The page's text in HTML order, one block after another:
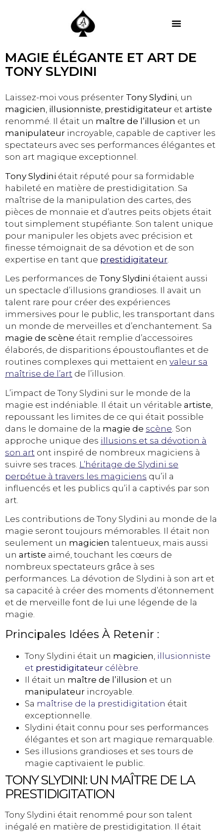
MAGIE ÉLÉGANTE ET ART DE
TONY SLYDINI
Laissez-moi vous présenter Tony Slydini, un
magicien, illusionniste, prestidigitateur et artiste
renommé. Il était un maître de l’illusion et un
manipulateur incroyable, capable de captiver les
spectateurs avec ses performances élégantes et
son art magique exceptionnel.
Tony Slydini était réputé pour sa formidable
habileté en matière de prestidigitation. Sa
maîtrise de la manipulation des cartes, des
pièces de monnaie et d’autres peits objets était
tout simplement stupéfiante. Son talent unique
pour manipuler les objets avec précision et
finesse témoignait de sa dévotion et de son
expertise en tant que prestidigitateur
Les performances de Tony Slydini étaient aussi
un spectacle d’illusions grandioses. Il avait un
talent rare pour créer des expériences
immersives pour le public, les transportant dans
un monde de merveilles et d’enchantement. Sa
magie de scène était remplie d’accessoires
élaborés, de disparitions époustouflantes et de
routines complexes qui mettaient en valeur sa
maîtrise de l’art de l’illusion.
L’impact de Tony Slydini sur le monde de la
magie est indéniable. Il était un véritable artiste
repoussant les limites de ce qui était possible
dans le domaine de la magie de scène . Son
approche unique des illusions et sa dévotion à
son art ont inspiré de nombreux magiciens à
suivre ses traces. L’héritage de Slydini se
perpétue à travers les magiciens qu’il a
influencés et les publics qu’il a captivés par son
art.
Les contributions de Tony Slydini au monde de la
magie seront toujours mémorables. Il était non
seulement un magicien talentueux, mais aussi
un artiste aimé, touchant les cœurs de
nombreux spectateurs grâce à ses
performances. La dévotion de Slydini à son art et
sa capacité à créer des moments d’étonnement
et de merveille font de lui une légende de la
magie.
Principales Idées À Retenir :
Tony Slydini était un magicien, illusionniste
et prestidigitateur célèbre.
Il était un maître de l’illusion et un
manipulateur incroyable.
Sa maîtrise de la prestidigitation était
exceptionnelle.
Slydini était connu pour ses performances
élégantes et son art magique remarquable.
Ses illusions grandioses et ses tours de
magie captivaient le public.
TONY SLYDINI: UN MAÎTRE DE LA
PRESTIDIGITATION
Tony Slydini était renommé pour son talent
inégalé en matière de prestidigitation. Il était